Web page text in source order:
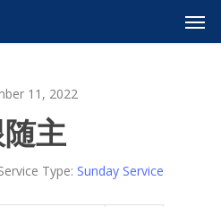
11, 2022
主
Type: Sunday Service